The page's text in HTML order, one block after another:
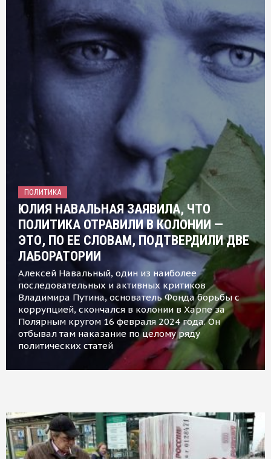
ПОЛИТИКА
ЮЛИЯ НАВАЛЬНАЯ ЗАЯВИЛА, ЧТО
ПОЛИТИКА ОТРАВИЛИ В КОЛОНИИ —
ЭТО, ПО ЕЕ СЛОВАМ, ПОДТВЕРДИЛИ ДВЕ
ЛАБОРАТОРИИ
Алексей Навальный, один из наиболее
последовательных и активных критиков
Владимира Путина, основатель Фонда борьбы с
коррупцией, скончался в колонии в Харпе за
Полярным кругом 16 февраля 2024 года. Он
отбывал там наказание по целому ряду
политических статей